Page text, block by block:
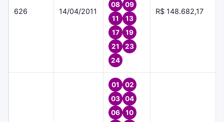
626 14/04/2011
08
09
11
13
17
19
21
23
24
R$ 148.682,17
01
02
03
04
06
10